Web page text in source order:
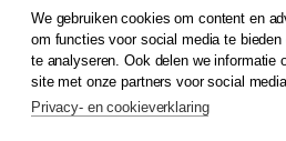
© 2026Koninklijke Boom uitgevers
We gebruiken cookies om content en
om functies voor social media te
te analyseren. Ook delen we informatie
site met onze partners voor social
Privacy- en cookieverklaring